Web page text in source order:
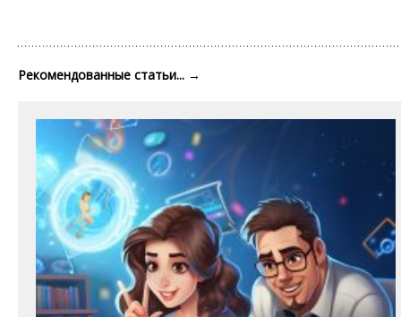
Рекомендованные статьи... →